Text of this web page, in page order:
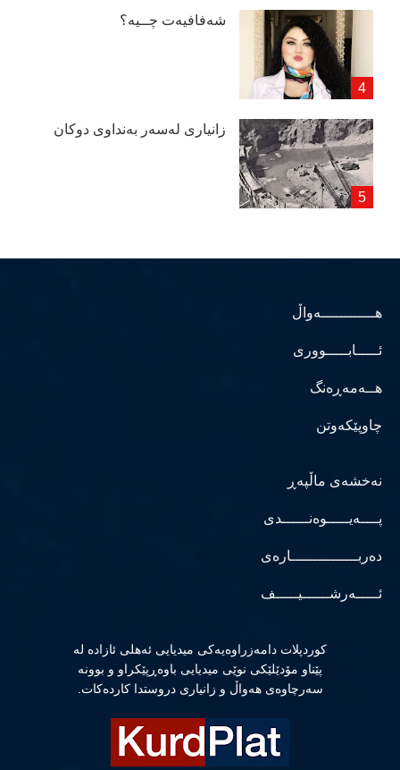
شەفافیەت چــیە؟
زانیاری لەسەر بەنداوی دوكان
هــــــــــــەواڵ
ئـــــابـــــووری
هــەمەڕەنگ
چاوپێکەوتن
نەخشەی ماڵپەڕ
پــــەیـــــوەنــــــدی
دەربـــــــــــــــارەی
ئـــــەرشــــــیـــــف
كوردپلات دامەزراوەیەكی میدیایی ئەهلی ئازادە لە
پێناو مۆدێلێكی نوێی میدیایی باوەڕپێكراو و بوونە
سەرچاوەی هەواڵ و زانیاری دروستدا كاردەكات.